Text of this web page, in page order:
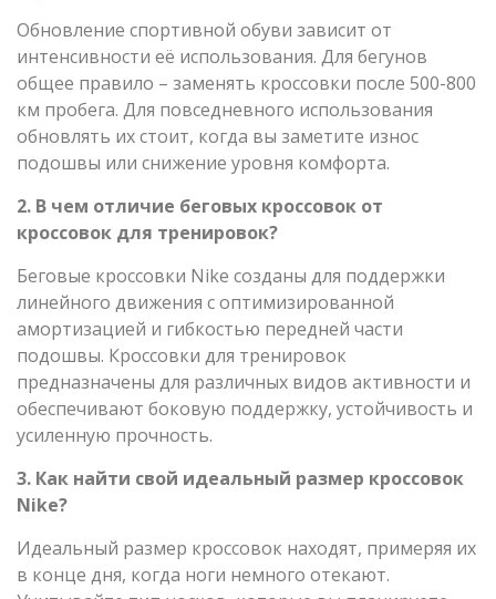
Обновление спортивной обуви зависит от
интенсивности её использования. Для бегунов
общее правило – заменять кроссовки после 500-800
км пробега. Для повседневного использования
обновлять их стоит, когда вы заметите износ
подошвы или снижение уровня комфорта.
2. В чем отличие беговых кроссовок от
кроссовок для тренировок?
Беговые кроссовки Nike созданы для поддержки
линейного движения с оптимизированной
амортизацией и гибкостью передней части
подошвы. Кроссовки для тренировок
предназначены для различных видов активности и
обеспечивают боковую поддержку, устойчивость и
усиленную прочность.
3. Как найти свой идеальный размер кроссовок
Nike?
Идеальный размер кроссовок находят, примеряя их
в конце дня, когда ноги немного отекают.